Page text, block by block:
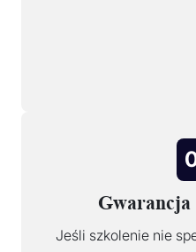
Gwarancja
Jeśli szkolenie nie